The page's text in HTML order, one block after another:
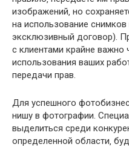
изображений‚ но
на использование снимков
эксклюзивный договор).
с клиентами крайне важно
использования ваших
передачи прав.
Для успешного
нишу в фотографии.
выделиться среди
определенной области‚